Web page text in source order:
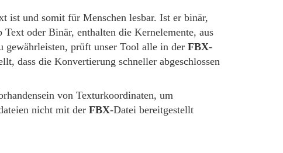
ist und somit für Menschen lesbar. Ist er binär,
oder Binär, enthalten die Kernelemente, aus
gewährleisten, prüft unser Tool alle in der FBX-
dass die Konvertierung schneller abgeschlossen
von Texturkoordinaten, um
nicht mit der FBX-Datei bereitgestellt